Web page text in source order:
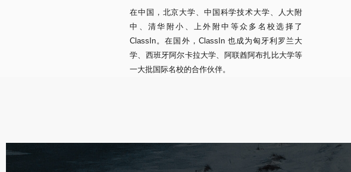
在中国，北京大学、中国科学技术大学、人大附
中、清华附小、上外附中等众多名校选择了
ClassIn。在国外，ClassIn 也成为匈牙利罗兰大
学、西班牙阿尔卡拉大学、阿联酋阿布扎比大学等
一大批国际名校的合作伙伴。